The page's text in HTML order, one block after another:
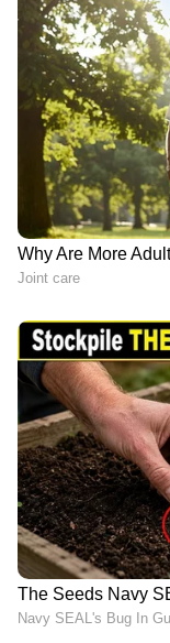
ലളിതമായ
മകനോട്
നൽകുന്നതെന്ന്
പരോക്ഷമായി
പലർക്കും
നിമിഷങ്ങൾ